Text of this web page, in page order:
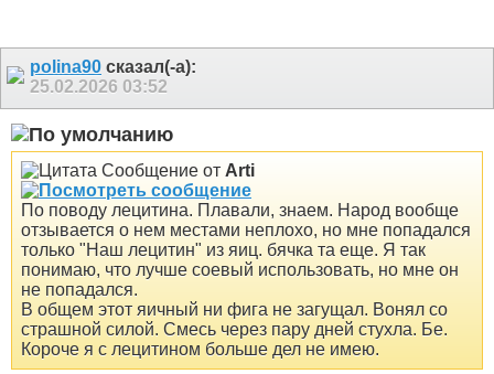
polina90 сказал(-а):
25.02.2026 03:52
Сообщение от Arti
По поводу лецитина. Плавали, знаем. Народ вообще
отзывается о нем местами неплохо, но мне попадался
только "Наш лецитин" из яиц. бячка та еще. Я так
понимаю, что лучше соевый использовать, но мне он
не попадался.
В общем этот яичный ни фига не загущал. Вонял со
страшной силой. Смесь через пару дней стухла. Бе.
Короче я с лецитином больше дел не имею.